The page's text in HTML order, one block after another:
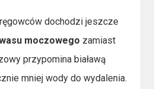
dochodzi jeszcze
moczowego zamiast
przypomina białawą
mniej wody do wydalenia.